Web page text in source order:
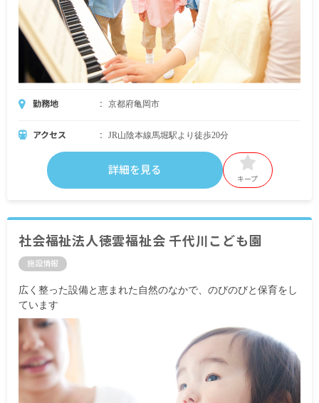
勤務地 京都府亀岡市
アクセス JR山陰本線馬堀駅より徒歩20分
詳細を見る
キープ
社会福祉法人徳雲福祉会 千代川こども園
施設情報
広く整った設備と恵まれた自然のなかで、のびのびと保育をし
ています